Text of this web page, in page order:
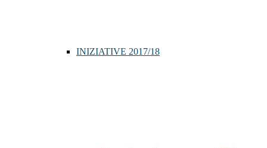
INIZIATIVE 2017/18